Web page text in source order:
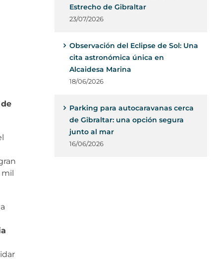
Estrecho de Gibraltar
23/07/2026
Observación del Eclipse de Sol: Una
cita astronómica única en
Alcaidesa Marina
18/06/2026
Parking para autocaravanas cerca
de Gibraltar: una opción segura
junto al mar
16/06/2026